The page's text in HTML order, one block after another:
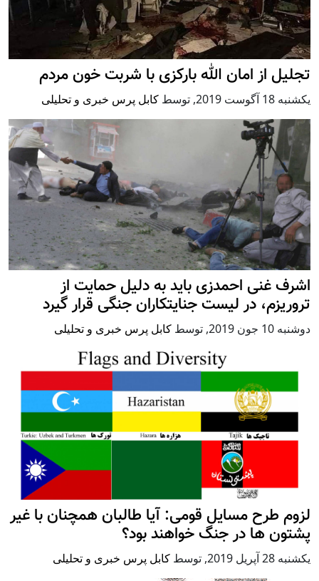
تجلیل از امان الله بارکزی با شربت خون مردم
يكشنبه 18 آگوست 2019 , توسط کابل پرس خبری و تحلیلی
اشرف غنی احمدزی باید به دلیل حمایت از
تروریزم، در لیست جنایتکاران جنگی قرار گیرد
دوشنبه 10 جون 2019 , توسط کابل پرس خبری و تحلیلی
لزوم طرح مسایل قومی: آیا طالبان همچنان با غیر
پشتون ها در جنگ خواهند بود؟
يكشنبه 28 آپریل 2019 , توسط کابل پرس خبری و تحلیلی